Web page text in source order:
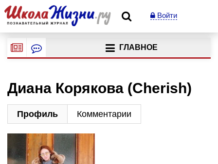
Войти
ГЛАВНОЕ
Диана Корякова (Cherish)
Профиль Комментарии